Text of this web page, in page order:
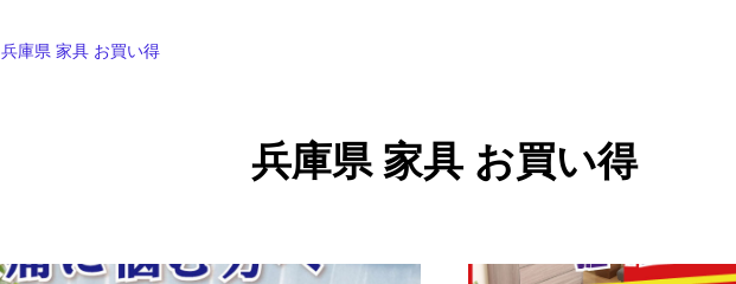
兵庫県 家具 お買い得
兵庫県 家具 お買い得